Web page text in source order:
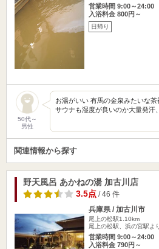
営業時間 9:00～24:00
入浴料金 800円～
日帰り
50代～
男性
お湯がいい 有馬の金泉みたいな
サウナも湿度が良いのか大量発汗
関連情報から探す
野天風呂 あかねの湯 加古川店
3.5点/ 46 件
兵庫県 / 加古川市
尾上の松駅1.10km
尾上の松駅、浜の宮駅よ
営業時間 9:00～24:00
入浴料金 790円～